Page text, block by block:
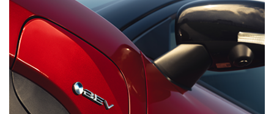
Vanaf € 37.995,- Vanaf € 49.995,-
bZ4X
BATTERIJ-ELEKTRISCH
bZ4X Touring
BATTERIJ-ELEKTRISCH
MyToyota login
MyToyota App
Abonnementen
Multimedia
Connected check
Navigatie updates